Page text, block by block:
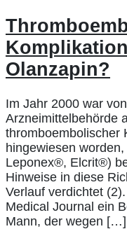
Olanzapin?
Im Jahr 2000 war
Arzneimittelbehörde
thromboembolischer
hingewiesen
Leponex®, Elcrit®)
Hinweise in diese
Verlauf verdichtet
Medical Journal ein
Mann, der wegen […]